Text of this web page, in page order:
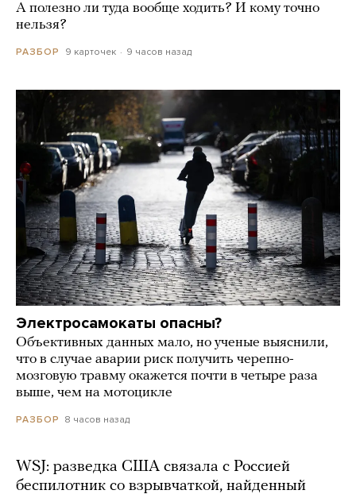
А полезно ли туда вообще ходить? И кому точно
нельзя?
РАЗБОР 9 карточек 9 часов назад
Электросамокаты опасны?
Объективных данных мало, но ученые выяснили,
что в случае аварии риск получить черепно-
мозговую травму окажется почти в четыре раза
выше, чем на мотоцикле
РАЗБОР 8 часов назад
WSJ: разведка США связала с Россией
беспилотник со взрывчаткой, найденный